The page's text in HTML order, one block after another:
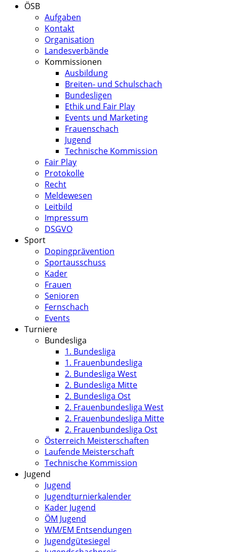
ÖSB
Aufgaben
Kontakt
Organisation
Landesverbände
Kommissionen
Ausbildung
Breiten- und Schulschach
Bundesligen
Ethik und Fair Play
Events und Marketing
Frauenschach
Jugend
Technische Kommission
Fair Play
Protokolle
Recht
Meldewesen
Leitbild
Impressum
DSGVO
Sport
Dopingprävention
Sportausschuss
Kader
Frauen
Senioren
Fernschach
Events
Turniere
Bundesliga
1. Bundesliga
1. Frauenbundesliga
2. Bundesliga West
2. Bundesliga Mitte
2. Bundesliga Ost
2. Frauenbundesliga West
2. Frauenbundesliga Mitte
2. Frauenbundesliga Ost
Österreich Meisterschaften
Laufende Meisterschaft
Technische Kommission
Jugend
Jugend
Jugendturnierkalender
Kader Jugend
ÖM Jugend
WM/EM Entsendungen
Jugendgütesiegel